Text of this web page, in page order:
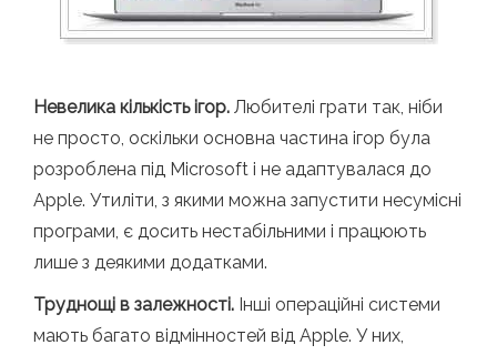
Невелика кількість ігор. Любителі грати так, ніби
не просто, оскільки основна частина ігор була
розроблена під Microsoft і не адаптувалася до
Apple. Утиліти, з якими можна запустити несумісні
програми, є досить нестабільними і працюють
лише з деякими додатками.
Труднощі в залежності. Інші операційні системи
мають багато відмінностей від Apple. У них,